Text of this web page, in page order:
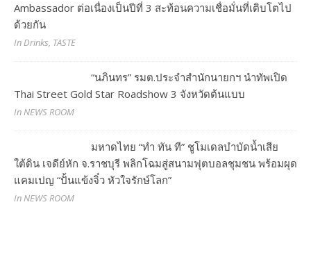
Ambassador ต่อเนื่องเป็นปีที่ 3 สะท้อนความเชื่อมั่นที่เติบโตไป
ด้วยกัน
In Drinks, TASTE
“นภินทร” รมต.ประจำสำนักนายกฯ นำทัพเปิด
Thai Street Gold Star Roadshow 3 จังหวัดต้นแบบ
In NEWS ROOM
มหาดไทย “ทำ ทัน ที” ชูโมเดลบำบัดน้ำเสีย
ใต้ดิน เจดีย์หัก จ.ราชบุรี พลิกโฉมสู่สนามฟุตบอลชุมชน พร้อมผุด
แคมเปญ “ปั้นแข้งจิ๋ว หัวใจรักษ์โลก”
In NEWS ROOM